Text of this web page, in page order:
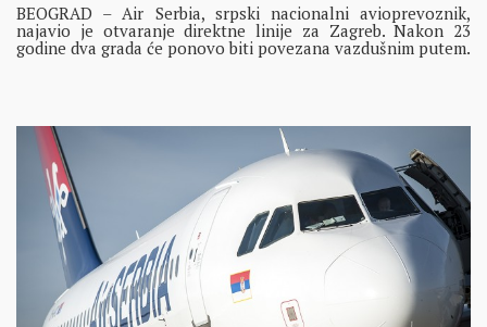
BEOGRAD – Air Serbia, srpski nacionalni avioprevoznik,
najavio je otvaranje direktne linije za Zagreb. Nakon 23
godine dva grada će ponovo biti povezana vazdušnim putem.